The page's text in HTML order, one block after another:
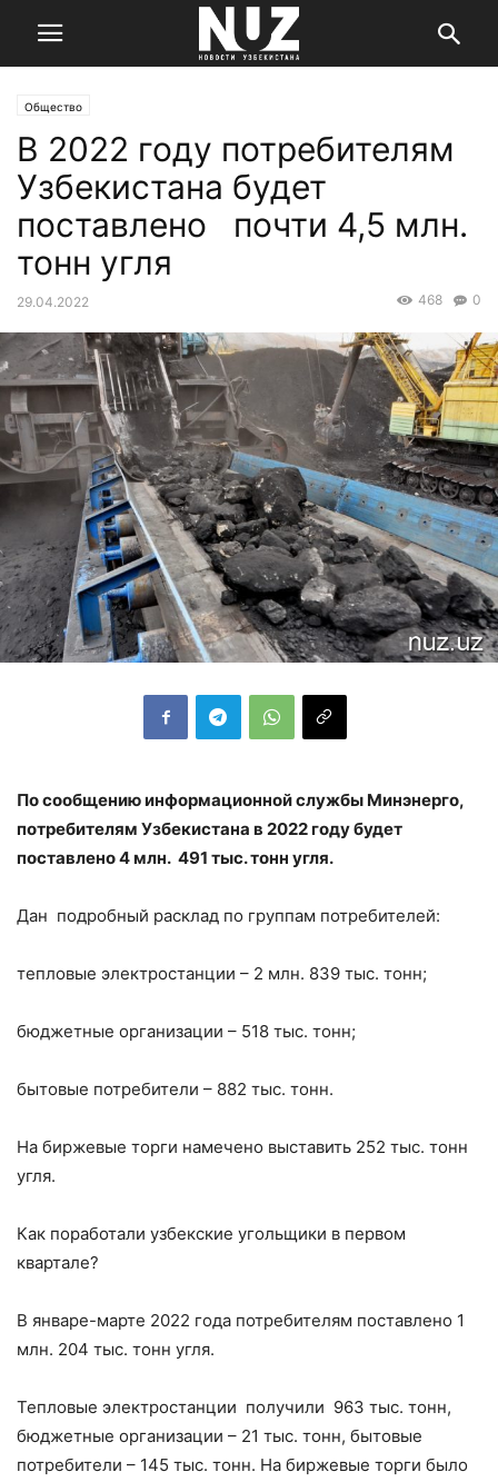
Общество
В 2022 году потребителям
Узбекистана будет
поставлено почти 4,5 млн.
тонн угля
29.04.2022 0
468
По сообщению информационной службы Минэнерго,
потребителям Узбекистана в 2022 году будет
поставлено 4 млн. 491 тыс. тонн угля.
Дан подробный расклад по группам потребителей:
тепловые электростанции – 2 млн. 839 тыс. тонн;
бюджетные организации – 518 тыс. тонн;
бытовые потребители – 882 тыс. тонн.
На биржевые торги намечено выставить 252 тыс. тонн
угля.
Как поработали узбекские угольщики в первом
квартале?
В январе-марте 2022 года потребителям поставлено 1
млн. 204 тыс. тонн угля.
Тепловые электростанции получили 963 тыс. тонн,
бюджетные организации – 21 тыс. тонн, бытовые
потребители – 145 тыс. тонн. На биржевые торги было